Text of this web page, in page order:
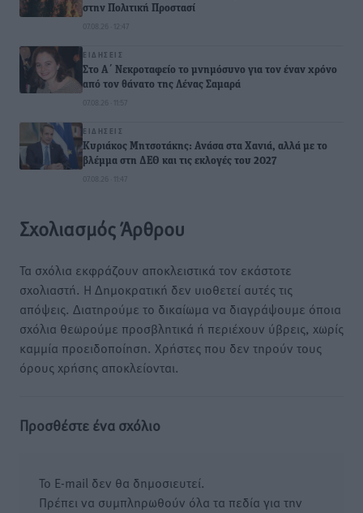
στην Πολιτική Προστασί
07.08.26 · 12:47
ΕΙΔΉΣΕΙΣ
Στο Α΄ Νεκροταφείο το μνημόσυνο για τον έναν χρόνο
από τον θάνατο της Λένας Σαμαρά
07.08.26 · 11:57
ΕΙΔΉΣΕΙΣ
Κυριάκος Μητσοτάκης: Ανάσα στα Χανιά, αλλά με το
βλέμμα στη ΔΕΘ και τις εκλογές του 2027
07.08.26 · 11:47
Σχολιασμός Άρθρου
Τα σχόλια εκφράζουν αποκλειστικά τον εκάστοτε
σχολιαστή. Η Δημοκρατική δεν υιοθετεί αυτές τις
απόψεις. Διατηρούμε το δικαίωμα να διαγράψουμε όποια
σχόλια θεωρούμε προσβλητικά ή περιέχουν ύβρεις, χωρίς
καμμία προειδοποίηση. Χρήστες που δεν τηρούν τους
όρους χρήσης αποκλείονται.
Προσθέστε ένα σχόλιο
Το E-mail δεν θα δημοσιευτεί.
Πρέπει να συμπληρωθούν όλα τα πεδία για την